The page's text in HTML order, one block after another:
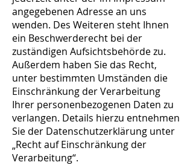
angegebenen Adresse an uns
wenden. Des Weiteren steht Ihnen
ein Beschwerderecht bei der
zuständigen Aufsichtsbehörde zu.
Außerdem haben Sie das Recht,
unter bestimmten Umständen die
Einschränkung der Verarbeitung
Ihrer personenbezogenen Daten zu
verlangen. Details hierzu entnehmen
Sie der Datenschutzerklärung unter
„Recht auf Einschränkung der
Verarbeitung“.